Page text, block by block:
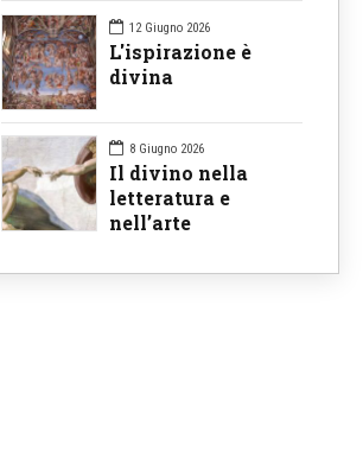
12 Giugno 2026
L'ispirazione è
divina
8 Giugno 2026
Il divino nella
letteratura e
nell’arte